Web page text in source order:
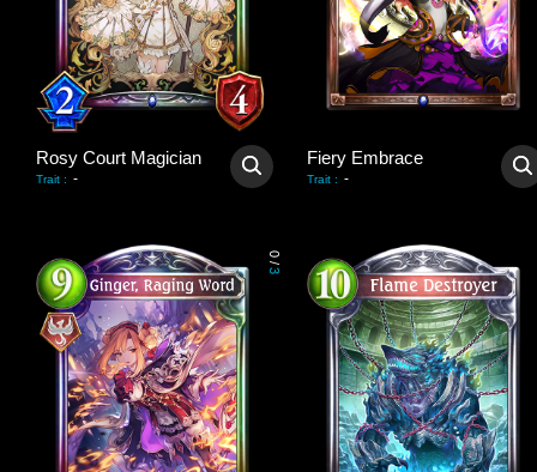
Rosy Court Magician
Trait : -
Fiery Embrace
Trait : -
0
/
3